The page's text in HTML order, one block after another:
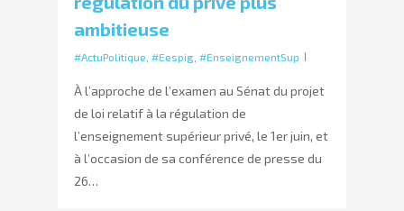
ambitieuse
#ActuPolitique #Eespig #EnseignementSup
À l’approche de l’examen au Sénat du projet
de loi relatif à la régulation de
l’enseignement supérieur privé, le 1er juin, et
à l’occasion de sa conférence de presse du
26…